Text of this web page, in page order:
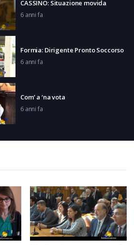
CASSINO: Situazione movida
6 anni fa
Formia: Dirigente Pronto Soccorso
6 anni fa
Com’ a ‘na vota
6 anni fa
FROSINONE: Mancano i vaccini
6 anni fa